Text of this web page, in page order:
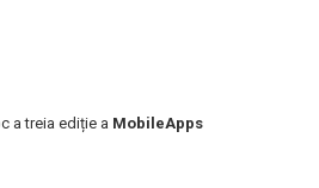
a treia ediție a MobileApps